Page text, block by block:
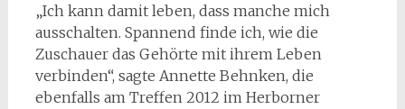
„Ich kann damit leben, dass manche mich
ausschalten. Spannend finde ich, wie die
Zuschauer das Gehörte mit ihrem Leben
verbinden“, sagte Annette Behnken, die
ebenfalls am Treffen 2012 im Herborner